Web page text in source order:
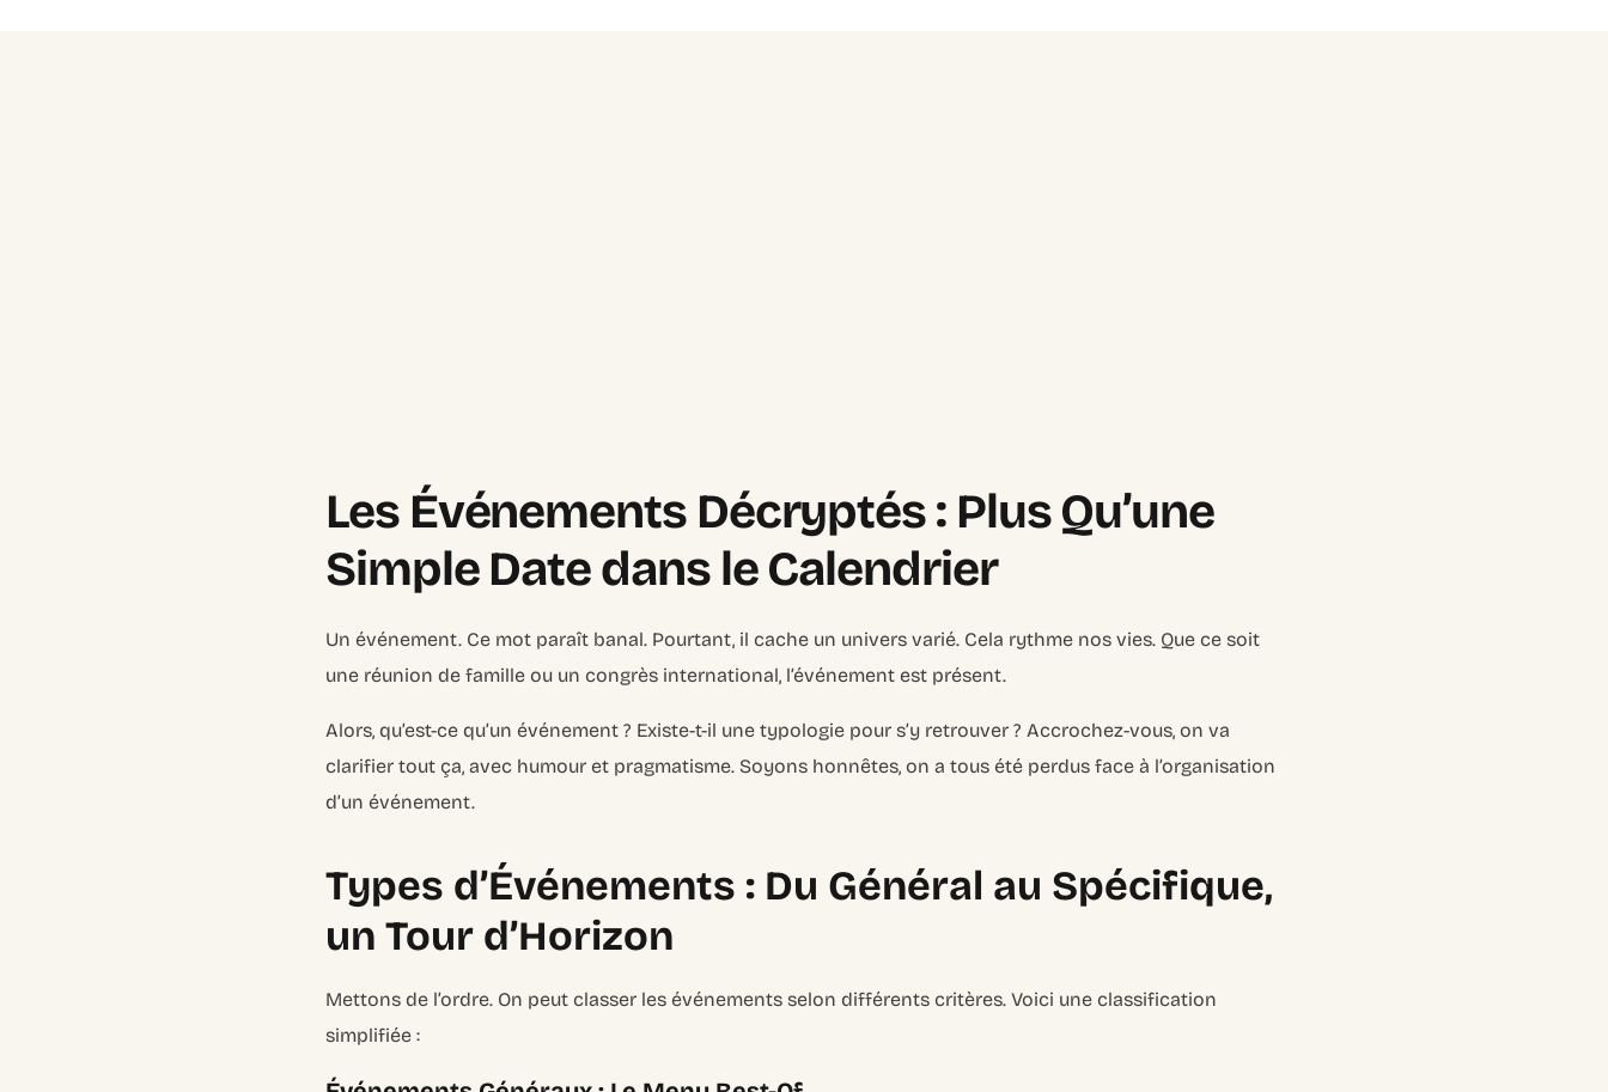
Les Événements Décryptés : Plus Qu’une
Simple Date dans le Calendrier
Un événement. Ce mot paraît banal. Pourtant, il cache un univers varié. Cela rythme nos vies. Que ce soit
une réunion de famille ou un congrès international, l’événement est présent.
Alors, qu’est-ce qu’un événement ? Existe-t-il une typologie pour s’y retrouver ? Accrochez-vous, on va
clarifier tout ça, avec humour et pragmatisme. Soyons honnêtes, on a tous été perdus face à l’organisation
d’un événement.
Types d’Événements : Du Général au Spécifique,
un Tour d’Horizon
Mettons de l’ordre. On peut classer les événements selon différents critères. Voici une classification
simplifiée :